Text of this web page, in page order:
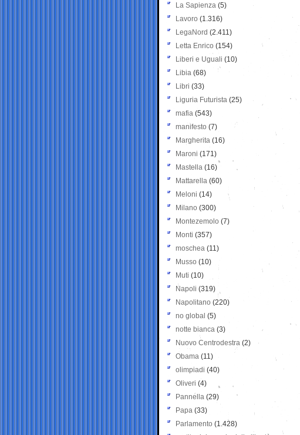
La Sapienza (5)
Lavoro (1.316)
LegaNord (2.411)
Letta Enrico (154)
Liberi e Uguali (10)
Libia (68)
Libri (33)
Liguria Futurista (25)
mafia (543)
manifesto (7)
Margherita (16)
Maroni (171)
Mastella (16)
Mattarella (60)
Meloni (14)
Milano (300)
Montezemolo (7)
Monti (357)
moschea (11)
Musso (10)
Muti (10)
Napoli (319)
Napolitano (220)
no global (5)
notte bianca (3)
Nuovo Centrodestra (2)
Obama (11)
olimpiadi (40)
Oliveri (4)
Pannella (29)
Papa (33)
Parlamento (1.428)